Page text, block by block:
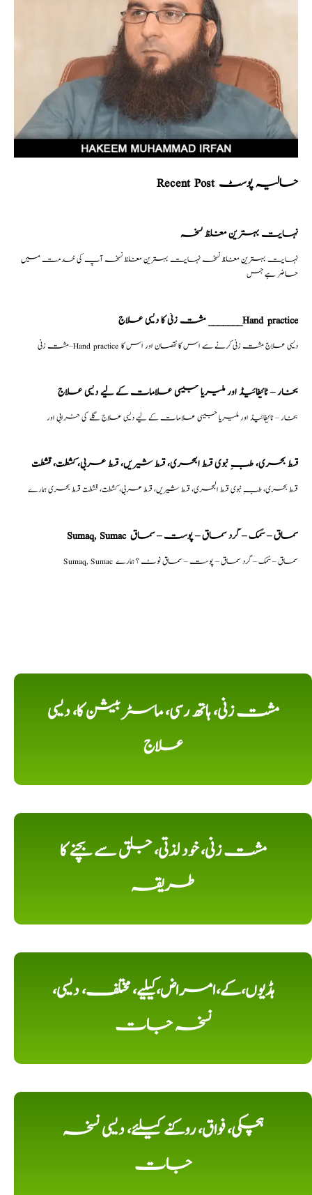
Recent Post حالیہ پوسٹ
نہایت بہترین مغلظ نسخہ
نہایت بہترین مغلظ نسخہ نہایت بہترین مغلظ نسخہ آپ کی خدمت میں
حاضر ہے جس
مشت زنی کا دیسی علاج _______Hand practice
مشت زنی–Hand practice دیسی علاج مشت زنی کرنے سے اس کا نقصان اور اس کا
بخار – ٹائیفائیڈ اور ملیریا جیسی علامات کے لیے دیسی علاج
بخار – ٹائیفائیڈ اور ملیریا جیسی علامات کے لیے دیسی علاج گلے کی خرابی اور
قسط بحری، طبِ نبوی قسط البحری، قسط شیریں، قسط عربی، كشطت، قشطت
قسط بحری، طبِ نبوی قسط البحری، قسط شیریں، قسط عربی، كشطت، قشطت قسط بحری ہمارے
Sumaq, Sumac سماق – سُمک – گرد سماق – پوست – سماق
Sumaq, Sumac سماق – سُمک – گرد سماق – پوست – سماق نوٹ ؟ ہمارے
مشت زنی، ہاتھ رسی، ماسٹر بیشن کا، دیسی
علاج
مشت زنی، خود لذتی، جلق سے بچنے کا
طریقہ
ہڈیوں،کے،امراض،کیلیے، مختلف، دیسی،
نسخہ جات
ہچکی، فواق، روکنے کیلئے، دیسی نسخہ
جات